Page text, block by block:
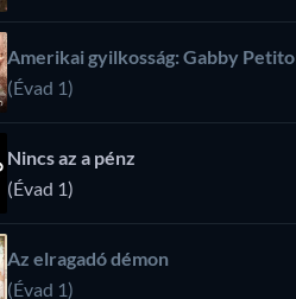
Amerikai gyilkosság: Gabby Petito
(Évad 1)
Nincs az a pénz
(Évad 1)
Az elragadó démon
(Évad 1)